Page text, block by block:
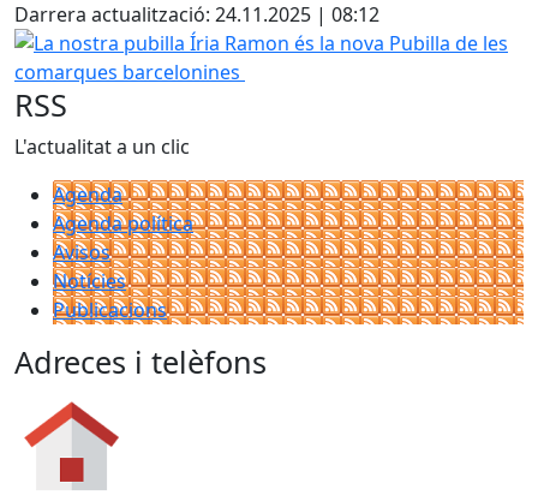
Darrera actualització: 24.11.2025 | 08:12
La nostra pubilla Íria Ramon és la nova Pubilla de les
RSS
L'actualitat a un clic
Agenda
Agenda política
Avisos
Notícies
Publicacions
Adreces i telèfons